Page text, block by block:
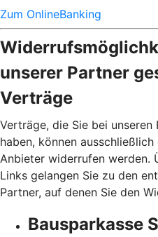
Zum OnlineBanking
unserer Partner
Verträge
Verträge, die Sie bei
haben, können
Anbieter widerrufen werden.
Links gelangen Sie zu den
Partner, auf denen Sie den
Bausparkasse